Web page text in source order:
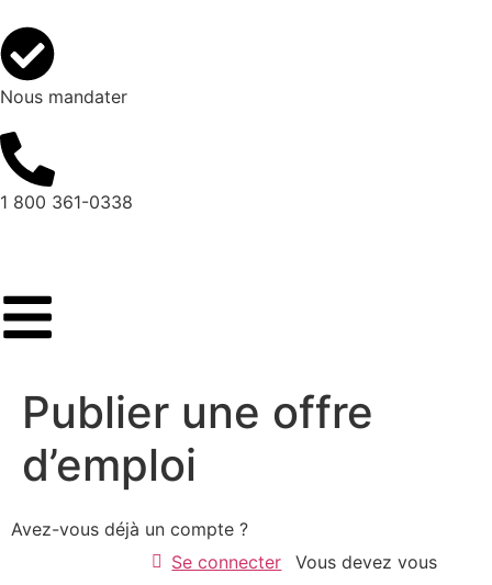
Nous mandater
1 800 361-0338
Publier une offre
d’emploi
Avez-vous déjà un compte ?
Se connecter
Vous devez vous